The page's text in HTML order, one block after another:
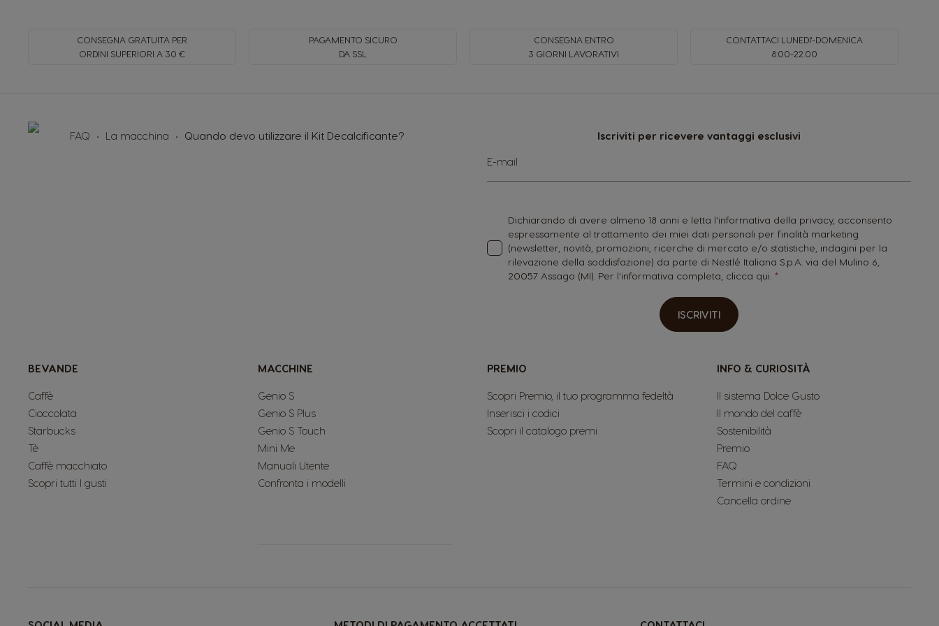
CONSEGNA GRATUITA PER
ORDINI SUPERIORI A 30 €
PAGAMENTO SICURO
DA SSL
CONSEGNA ENTRO
3 GIORNI LAVORATIVI
CONTATTACI LUNEDI'-DOMENICA
8:00-22.00
FAQ La macchina Quando devo utilizzare il Kit Decalcificante? Iscriviti per ricevere vantaggi esclusivi
Iscriviti
alla
nostra
E-mail
Dichiarando di avere almeno 18 anni e letta l'informativa della privacy, acconsento
espressamente al trattamento dei miei dati personali per finalità marketing
(newsletter, novità, promozioni, ricerche di mercato e/o statistiche, indagini per la
rilevazione della soddisfazione) da parte di Nestlé Italiana S.p.A. via del Mulino 6,
20057 Assago (MI). Per l'informativa completa, clicca qui.
ISCRIVITI
BEVANDE
Caffè
Cioccolata
Starbucks
Tè
Caffè macchiato
Scopri tutti I gusti
MACCHINE
Genio S
Genio S Plus
Genio S Touch
Mini Me
Manuali Utente
Confronta i modelli
PREMIO
Scopri Premio, il tuo programma fedeltà
Inserisci i codici
Scopri il catalogo premi
INFO & CURIOSITÀ
Il sistema Dolce Gusto
Il mondo del caffè
Sostenibilità
Premio
FAQ
Termini e condizioni
Cancella ordine